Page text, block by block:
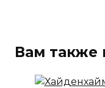
Вам также